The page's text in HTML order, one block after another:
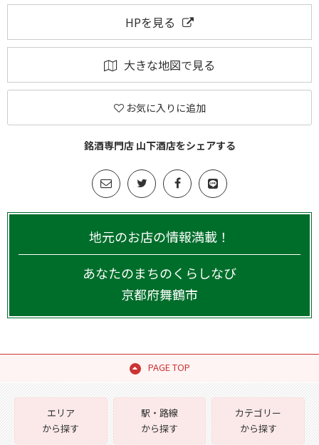
HPを見る
大きな地図で見る
お気に入りに追加
銘酒専門店 山下酒店をシェアする
地元のお店の情報満載！
あなたのまちのくらしなび
京都府舞鶴市
PAGE TOP
エリア
から探す
駅・路線
から探す
カテゴリー
から探す